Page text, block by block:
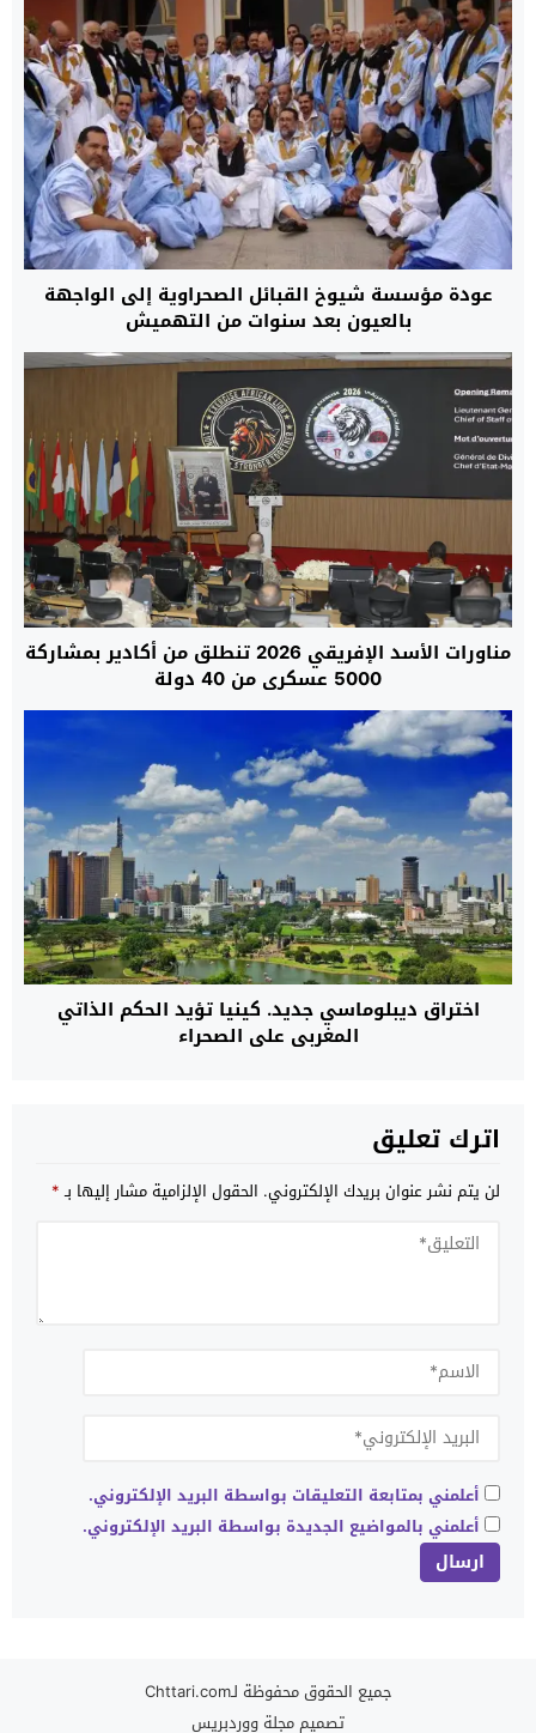
عودة مؤسسة شيوخ القبائل الصحراوية إلى الواجهة
بالعيون بعد سنوات من التهميش
مناورات الأسد الإفريقي 2026 تنطلق من أكادير بمشاركة
5000 عسكري من 40 دولة
اختراق ديبلوماسي جديد. كينيا تؤيد الحكم الذاتي
المغربي على الصحراء
اترك تعليق
لن يتم نشر عنوان بريدك الإلكتروني. الحقول الإلزامية مشار إليها بـ*
أعلمني بمتابعة التعليقات بواسطة البريد الإلكتروني.
أعلمني بالمواضيع الجديدة بواسطة البريد الإلكتروني.
جميع الحقوق محفوظة لـChttari.com
تصميممجلة ووردبريس